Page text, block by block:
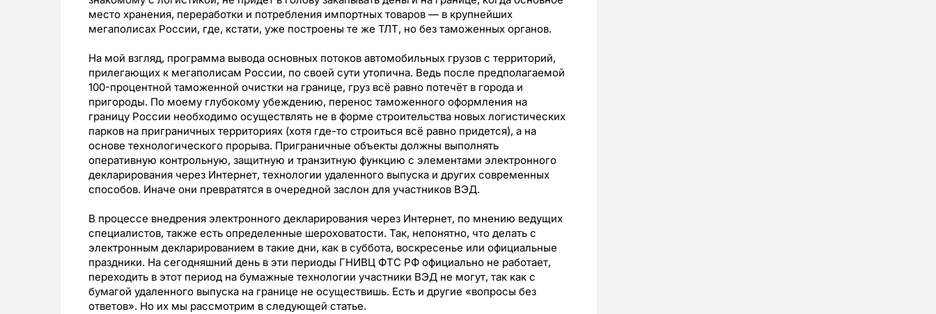
место хранения, переработки и потребления импортных товаров — в крупнейших
мегаполисах России, где, кстати, уже построены те же ТЛТ, но без таможенных органов.
На мой взгляд, программа вывода основных потоков автомобильных грузов с территорий,
прилегающих к мегаполисам России, по своей сути утопична. Ведь после предполагаемой
100-процентной таможенной очистки на границе, груз всё равно потечёт в города и
пригороды. По моему глубокому убеждению, перенос таможенного оформления на
границу России необходимо осуществлять не в форме строительства новых логистических
парков на приграничных территориях (хотя где-то строиться всё равно придется), а на
основе технологического прорыва. Приграничные объекты должны выполнять
оперативную контрольную, защитную и транзитную функцию с элементами электронного
декларирования через Интернет, технологии удаленного выпуска и других современных
способов. Иначе они превратятся в очередной заслон для участников ВЭД.
В процессе внедрения электронного декларирования через Интернет, по мнению ведущих
специалистов, также есть определенные шероховатости. Так, непонятно, что делать с
электронным декларированием в такие дни, как в суббота, воскресенье или официальные
праздники. На сегодняшний день в эти периоды ГНИВЦ ФТС РФ официально не работает,
переходить в этот период на бумажные технологии участники ВЭД не могут, так как с
бумагой удаленного выпуска на границе не осуществишь. Есть и другие «вопросы без
ответов». Но их мы рассмотрим в следующей статье.